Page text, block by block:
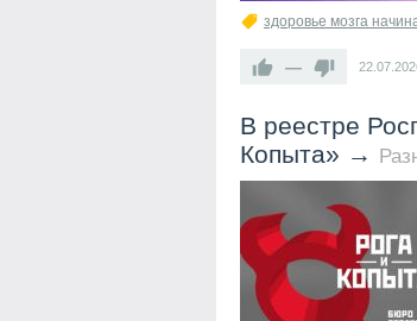
здоровье мозга
—
В реестре
Копыта» →